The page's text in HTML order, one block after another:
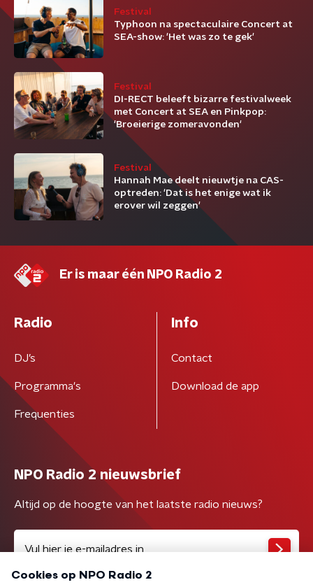
Festival
Typhoon na spectaculaire Concert at
SEA-show: 'Het was zo te gek'
Festival
DI-RECT beleeft bizarre festivalweek
met Concert at SEA en Pinkpop:
'Broeierige zomeravonden'
Festival
Hannah Mae deelt nieuwtje na CAS-
optreden: 'Dat is het enige wat ik
erover wil zeggen'
Er is maar één NPO Radio 2
Radio
DJ’s
Programma's
Frequenties
Info
Contact
Download de app
NPO Radio 2 nieuwsbrief
Altijd op de hoogte van het laatste radio nieuws?